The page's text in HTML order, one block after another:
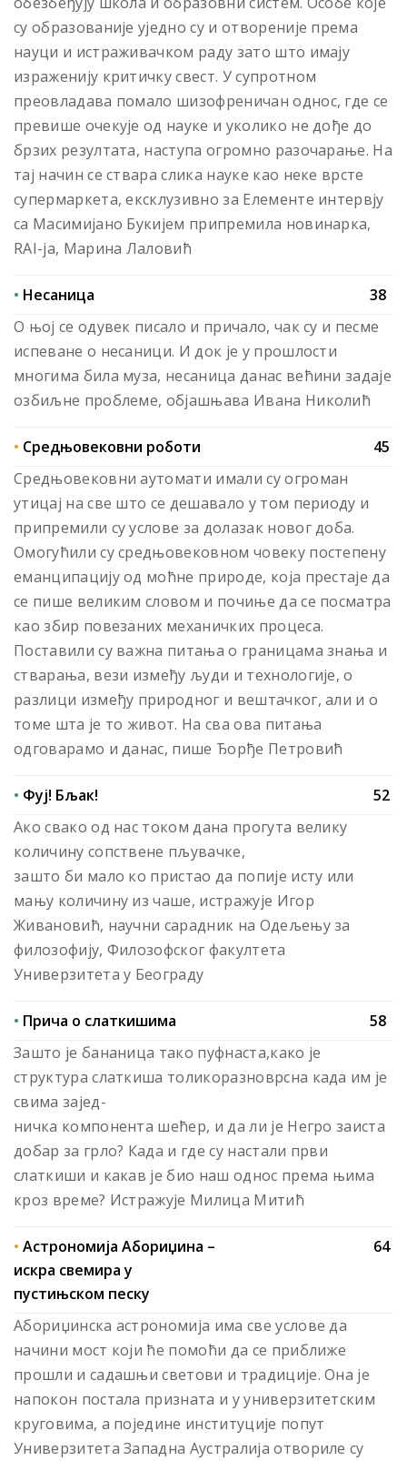
су образованије уједно су и отвореније према
науци и истраживачком раду зато што имају
израженију критичку свест. У супротном
преовладава помало шизофреничан однос, где се
превише очекује од науке и уколико не дође до
брзих резултата, наступа огромно разочарање. На
тај начин се ствара слика науке као неке врсте
супермаркета, ексклузивно за Елементе интервју
са Масимијано Букијем припремила новинарка,
RAI-ја, Марина Лаловић
• Несаница
38
О њој се одувек писало и причало, чак су и песме
испеване о несаници. И док је у прошлости
многима била муза, несаница данас већини задаје
озбиљне проблеме, објашњава Ивана Николић
• Средњовековни роботи
45
Средњовековни аутомати имали су огроман
утицај на све што се дешавало у том периоду и
припремили су услове за долазак новог доба.
Омогућили су средњовековном човеку постепену
еманципацију од моћне природе, која престаје да
се пише великим словом и почиње да се посматра
као збир повезаних механичких процеса.
Поставили су важна питања о границама знања и
стварања, вези између људи и технологије, о
разлици између природног и вештачког, али и о
томе шта је то живот. На сва ова питања
одговарамо и данас, пише Ђорђе Петровић
• Фуј! Бљак!
52
Ако свако од нас током дана прогута велику
количину сопствене пљувачке,
зашто би мало ко пристао да попије исту или
мању количину из чаше, истражује Игор
Живановић, научни сарадник на Одељењу за
филозофију, Филозофског факултета
Универзитета у Београду
• Прича о слаткишима
58
Зашто је бананица тако пуфнаста,како је
структура слаткиша толикоразноврсна када им је
свима зајед-
ничка компонента шећер, и да ли је Негро заиста
добар за грло? Када и где су настали први
слаткиши и какав је био наш однос према њима
кроз време? Истражује Милица Митић
• Астрономија Абориџина –
искра свемира у
пустињском песку
64
Абориџинска астрономија има све услове да
начини мост који ће помоћи да се приближе
прошли и садашњи светови и традиције. Она је
напокон постала призната и у универзитетским
круговима, а поједине институције попут
Универзитета Западна Аустралија отвориле су